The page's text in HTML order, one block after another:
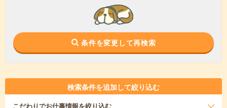
条件を変更して再検索
検索条件を追加して絞り込む
こだわりでお仕事情報を絞り込む